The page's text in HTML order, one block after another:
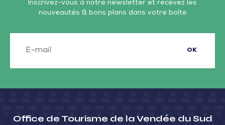
Inscrivez-vous à notre newsletter et recevez les
nouveautés & bons plans dans votre boîte
OK
Office de Tourisme de la Vendée du Sud